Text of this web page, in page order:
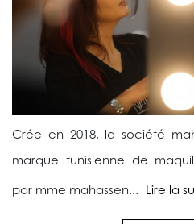
Crée en 2018, la société
marque tunisienne de
par mme mahassen... Lire la